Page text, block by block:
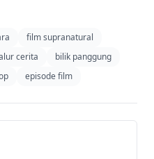
film supranatural
cerita
bilik panggung
episode film